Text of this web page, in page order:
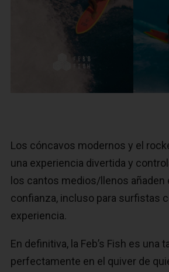
Los cóncavos modernos y el
una experiencia divertida y
los cantos medios/llenos añaden
confianza, incluso para surfistas
experiencia.
En definitiva, la Feb’s Fish es una
perfectamente en el quiver de